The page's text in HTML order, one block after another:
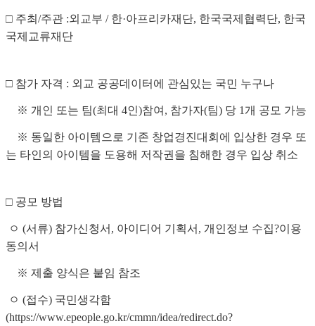
□ 주최/주관 :외교부 / 한·아프리카재단, 한국국제협력단, 한국
국제교류재단
□ 참가 자격 : 외교 공공데이터에 관심있는 국민 누구나
※ 개인 또는 팀(최대 4인)참여, 참가자(팀) 당 1개 공모 가능
※ 동일한 아이템으로 기존 창업경진대회에 입상한 경우 또
는 타인의 아이템을 도용해 저작권을 침해한 경우 입상 취소
□ 공모 방법
ㅇ (서류) 참가신청서, 아이디어 기획서, 개인정보 수집?이용
동의서
※ 제출 양식은 붙임 참조
ㅇ (접수) 국민생각함
(https://www.epeople.go.kr/cmmn/idea/redirect.do?